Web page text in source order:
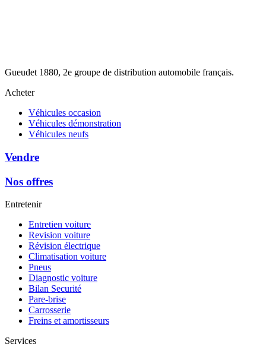
Gueudet 1880, 2e groupe de distribution automobile français.
Acheter
Véhicules occasion
Véhicules démonstration
Véhicules neufs
Vendre
Nos offres
Entretenir
Entretien voiture
Revision voiture
Révision électrique
Climatisation voiture
Pneus
Diagnostic voiture
Bilan Securité
Pare-brise
Carrosserie
Freins et amortisseurs
Services